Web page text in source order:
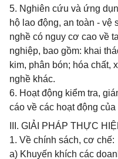
5. Nghiên cứu và ứng
hộ lao động, an toàn - vệ
nghề có nguy cơ cao về
nghiệp, bao gồm: khai
kim, phân bón; hóa chất,
nghề khác.
6. Hoạt động kiểm tra,
cáo về các hoạt động
III. GIẢI PHÁP THỰC
1. Về chính sách, cơ chế:
a) Khuyến khích các